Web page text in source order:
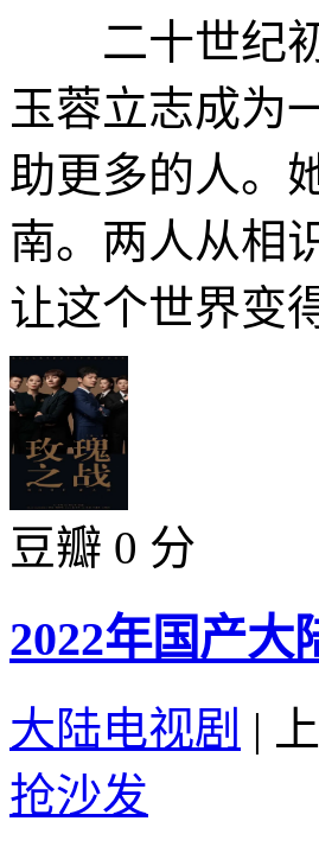
二十世纪初
玉蓉立志成为
助更多的人。
南。两人从相
让这个世界变
豆瓣 0 分
2022年国产大
大陆电视剧 |
抢沙发